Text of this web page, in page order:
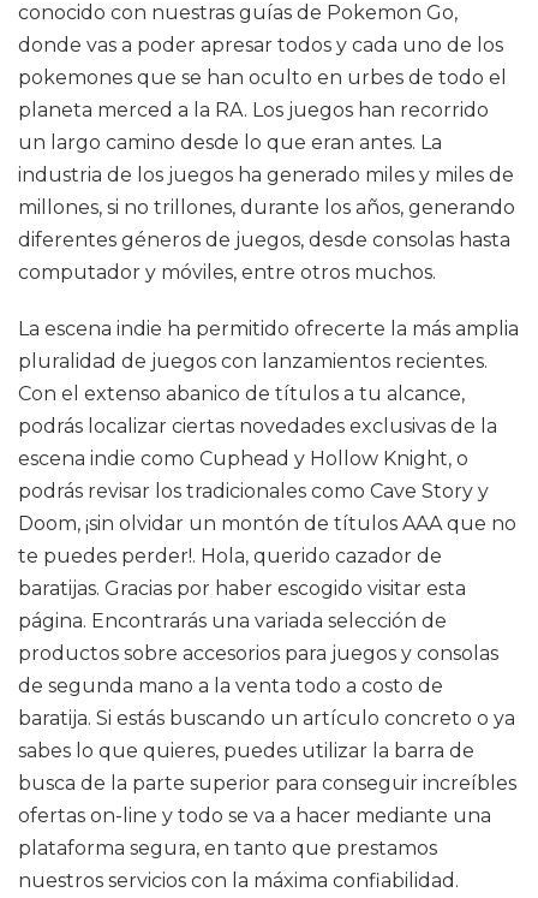
conocido con nuestras guías de Pokemon Go,
donde vas a poder apresar todos y cada uno de los
pokemones que se han oculto en urbes de todo el
planeta merced a la RA. Los juegos han recorrido
un largo camino desde lo que eran antes. La
industria de los juegos ha generado miles y miles de
millones, si no trillones, durante los años, generando
diferentes géneros de juegos, desde consolas hasta
computador y móviles, entre otros muchos.
La escena indie ha permitido ofrecerte la más amplia
pluralidad de juegos con lanzamientos recientes.
Con el extenso abanico de títulos a tu alcance,
podrás localizar ciertas novedades exclusivas de la
escena indie como Cuphead y Hollow Knight, o
podrás revisar los tradicionales como Cave Story y
Doom, ¡sin olvidar un montón de títulos AAA que no
te puedes perder!. Hola, querido cazador de
baratijas. Gracias por haber escogido visitar esta
página. Encontrarás una variada selección de
productos sobre accesorios para juegos y consolas
de segunda mano a la venta todo a costo de
baratija. Si estás buscando un artículo concreto o ya
sabes lo que quieres, puedes utilizar la barra de
busca de la parte superior para conseguir increíbles
ofertas on-line y todo se va a hacer mediante una
plataforma segura, en tanto que prestamos
nuestros servicios con la máxima confiabilidad.